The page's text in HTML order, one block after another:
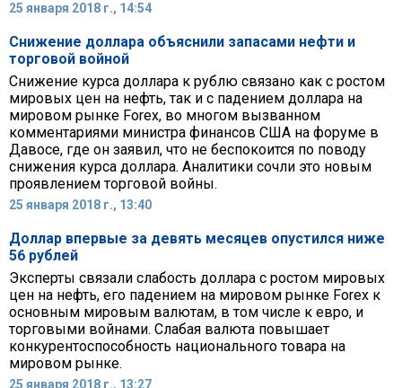
25 января 2018 г., 14:54
Снижение доллара объяснили запасами нефти и
торговой войной
Снижение курса доллара к рублю связано как с ростом
мировых цен на нефть, так и с падением доллара на
мировом рынке Forex, во многом вызванном
комментариями министра финансов США на форуме в
Давосе, где он заявил, что не беспокоится по поводу
снижения курса доллара. Аналитики сочли это новым
проявлением торговой войны.
25 января 2018 г., 13:40
Доллар впервые за девять месяцев опустился ниже
56 рублей
Эксперты связали слабость доллара с ростом мировых
цен на нефть, его падением на мировом рынке Forex к
основным мировым валютам, в том числе к евро, и
торговыми войнами. Слабая валюта повышает
конкурентоспособность национального товара на
мировом рынке.
25 января 2018 г., 13:27